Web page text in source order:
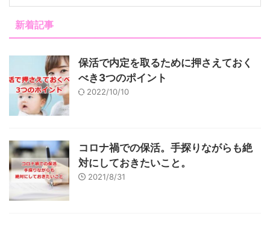
新着記事
保活で内定を取るために押さえておく
べき3つのポイント
2022/10/10
コロナ禍での保活。手探りながらも絶
対にしておきたいこと。
2021/8/31